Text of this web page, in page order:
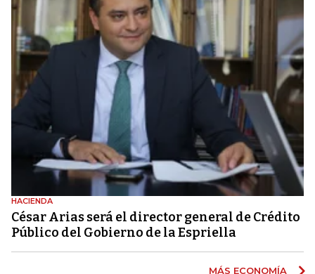
HACIENDA
César Arias será el director general de Crédito
Público del Gobierno de la Espriella
MÁS ECONOMÍA